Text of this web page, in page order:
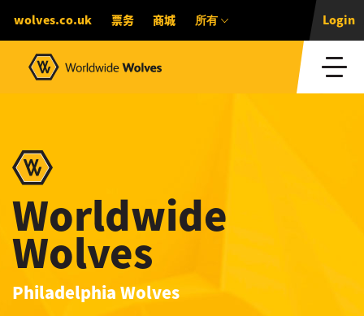
wolves.co.uk 票务 商城 所有 Login
Worldwide
Wolves
Philadelphia Wolves